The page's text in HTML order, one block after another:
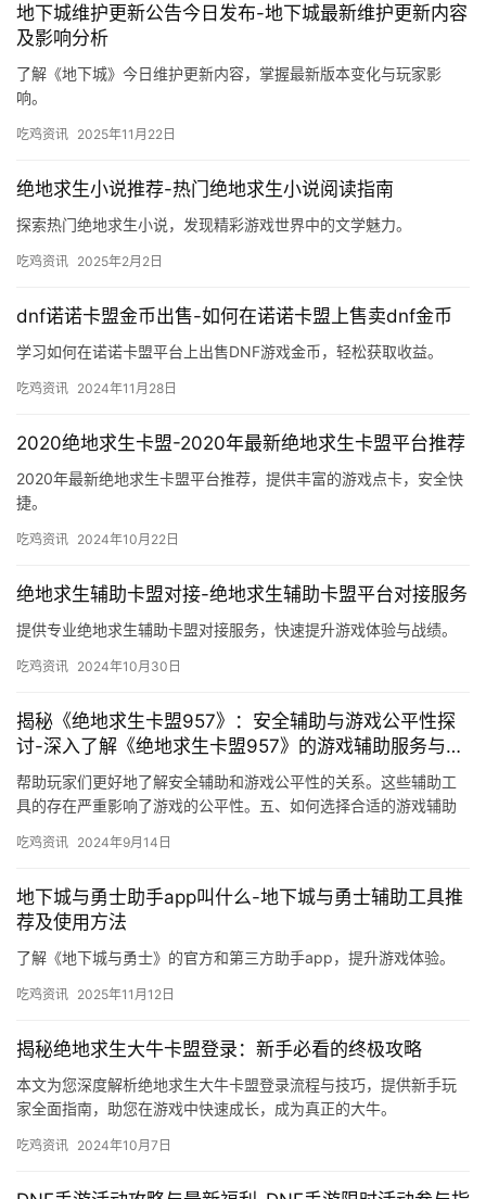
地下城维护更新公告今日发布-地下城最新维护更新内容
及影响分析
了解《地下城》今日维护更新内容，掌握最新版本变化与玩家影
响。
吃鸡资讯 2025年11月22日
绝地求生小说推荐-热门绝地求生小说阅读指南
探索热门绝地求生小说，发现精彩游戏世界中的文学魅力。
吃鸡资讯 2025年2月2日
dnf诺诺卡盟金币出售-如何在诺诺卡盟上售卖dnf金币
学习如何在诺诺卡盟平台上出售DNF游戏金币，轻松获取收益。
吃鸡资讯 2024年11月28日
2020绝地求生卡盟-2020年最新绝地求生卡盟平台推荐
2020年最新绝地求生卡盟平台推荐，提供丰富的游戏点卡，安全快
捷。
吃鸡资讯 2024年10月22日
绝地求生辅助卡盟对接-绝地求生辅助卡盟平台对接服务
提供专业绝地求生辅助卡盟对接服务，快速提升游戏体验与战绩。
吃鸡资讯 2024年10月30日
揭秘《绝地求生卡盟957》：安全辅助与游戏公平性探
讨-深入了解《绝地求生卡盟957》的游戏辅助服务与安
全性
帮助玩家们更好地了解安全辅助和游戏公平性的关系。这些辅助工
具的存在严重影响了游戏的公平性。五、如何选择合适的游戏辅助
吃鸡资讯 2024年9月14日
地下城与勇士助手app叫什么-地下城与勇士辅助工具推
荐及使用方法
了解《地下城与勇士》的官方和第三方助手app，提升游戏体验。
吃鸡资讯 2025年11月12日
揭秘绝地求生大牛卡盟登录：新手必看的终极攻略
本文为您深度解析绝地求生大牛卡盟登录流程与技巧，提供新手玩
家全面指南，助您在游戏中快速成长，成为真正的大牛。
吃鸡资讯 2024年10月7日